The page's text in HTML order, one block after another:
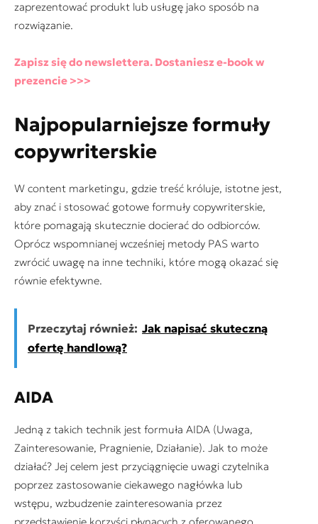
zaprezentować produkt lub usługę jako sposób na
rozwiązanie.
Zapisz się do newslettera. Dostaniesz e-book w
prezencie >>>
Najpopularniejsze formuły
copywriterskie
W content marketingu, gdzie treść króluje, istotne jest,
aby znać i stosować gotowe formuły copywriterskie,
które pomagają skutecznie docierać do odbiorców.
Oprócz wspomnianej wcześniej metody PAS warto
zwrócić uwagę na inne techniki, które mogą okazać się
równie efektywne.
Przeczytaj również: Jak napisać skuteczną
ofertę handlową?
AIDA
Jedną z takich technik jest formuła AIDA (Uwaga,
Zainteresowanie, Pragnienie, Działanie). Jak to może
działać? Jej celem jest przyciągnięcie uwagi czytelnika
poprzez zastosowanie ciekawego nagłówka lub
wstępu, wzbudzenie zainteresowania przez